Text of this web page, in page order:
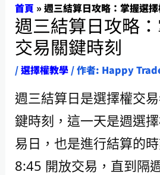
首頁 » 週三結算日攻略：掌握選
週三結算日攻略
交易關鍵時刻
/選擇權教學/ 作者: Happy
週三結算日是選擇權交
鍵時刻，這一天是週選
易日，也是進行結算的
8:45 開放交易，直到隔